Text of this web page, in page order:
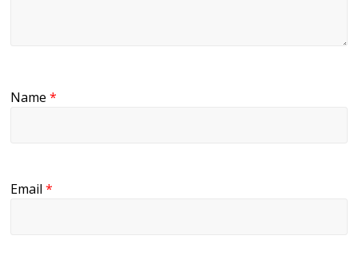
Name*
Email*